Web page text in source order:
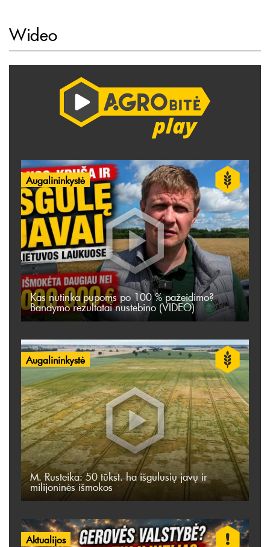
Wideo
Augalininkystė
Kas nutinka pupoms po 100 % pažeidimo?
Bandymo rezultatai nustebino (VIDEO)
Augalininkystė
M. Rusteika: 50 tūkst. ha išgulusių javų ir
milijoninės išmokos
Aktualijos